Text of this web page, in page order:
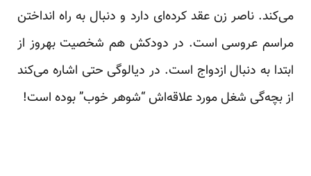
می‌کند. ناصر زن عقد کرده‌ای دارد و دنبال به راه انداختن
مراسم عروسی است. در دودکش هم شخصیت بهروز از
ابتدا به دنبال ازدواج است. در دیالوگی حتی اشاره می‌کند
از بچه‌گی شغل مورد علاقه‌اش “شوهر خوب” بوده است!